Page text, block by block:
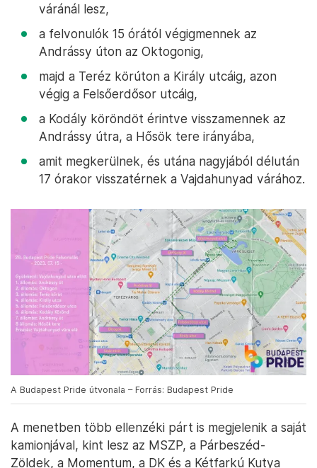
váránál lesz,
a felvonulók 15 órától végigmennek az
Andrássy úton az Oktogonig,
majd a Teréz körúton a Király utcáig, azon
végig a Felsőerdősor utcáig,
a Kodály köröndöt érintve visszamennek az
Andrássy útra, a Hősök tere irányába,
amit megkerülnek, és utána nagyjából délután
17 órakor visszatérnek a Vajdahunyad várához.
A Budapest Pride útvonala – Forrás: Budapest Pride
A menetben több ellenzéki párt is megjelenik a saját
kamionjával, kint lesz az MSZP, a Párbeszéd-
Zöldek, a Momentum, a DK és a Kétfarkú Kutya